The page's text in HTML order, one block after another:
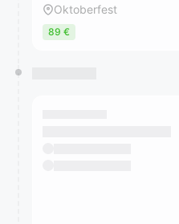
Oktoberfest
89 €